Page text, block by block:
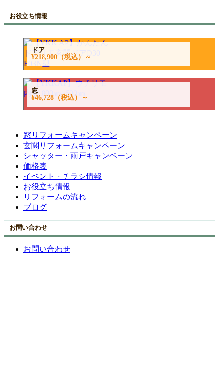
お役立ち情報
ドア
¥218,900（税込）～
窓
¥46,728（税込）～
窓リフォームキャンペーン
玄関リフォームキャンペーン
シャッター・雨戸キャンペーン
価格表
イベント・チラシ情報
お役立ち情報
リフォームの流れ
ブログ
お問い合わせ
お問い合わせ